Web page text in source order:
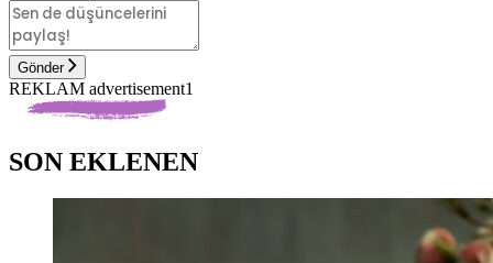
Gönder
REKLAM advertisement1
SON EKLENEN